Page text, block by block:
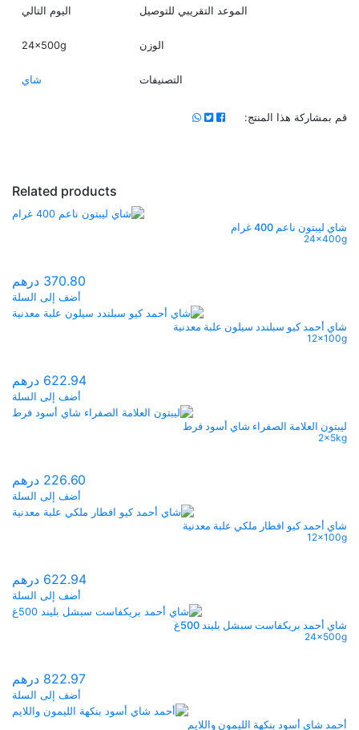
الموعد التقريبي للتوصيل اليوم التالي
الوزن 24x500g
التصنيفات شاي
قم بمشاركة هذا المنتج:
Related products
شاي ليبتون ناعم 400 غرام
24x400g
370.80 درهم
أضف إلى السلة
شاي أحمد كيو سبلندد سيلون علبة معدنية
12x100g
622.94 درهم
أضف إلى السلة
ليبتون العلامة الصفراء شاي أسود فرط
2x5kg
226.60 درهم
أضف إلى السلة
شاي أحمد كيو افطار ملكي علبة معدنية
12x100g
622.94 درهم
أضف إلى السلة
شاي أحمد بريكفاست سبشل بليند 500غ
24x500g
822.97 درهم
أضف إلى السلة
أحمد شاي أسود بنكهة الليمون واللايم